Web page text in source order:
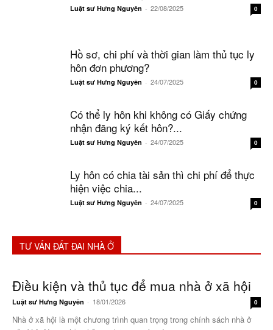
Luật sư Hưng Nguyên - 22/08/2025 0
Hồ sơ, chi phí và thời gian làm thủ tục ly
hôn đơn phương?
Luật sư Hưng Nguyên - 24/07/2025 0
Có thể ly hôn khi không có Giấy chứng
nhận đăng ký kết hôn?...
Luật sư Hưng Nguyên - 24/07/2025 0
Ly hôn có chia tài sản thì chi phí để thực
hiện việc chia...
Luật sư Hưng Nguyên - 24/07/2025 0
TƯ VẤN ĐẤT ĐAI NHÀ Ở
Điều kiện và thủ tục để mua nhà ở xã hội
Luật sư Hưng Nguyên - 18/01/2026 0
Nhà ở xã hội là một chương trình quan trọng trong chính sách nhà ở